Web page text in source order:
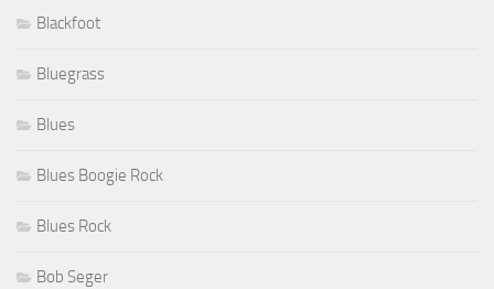
Blackfoot
Bluegrass
Blues
Blues Boogie Rock
Blues Rock
Bob Seger